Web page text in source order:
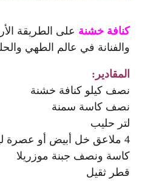
كنافة خشنة على الطريقة
والفنانة في عالم الطهي
المقادير:
نصف كيلو كنافة خشنة
نصف كاسة سمنة
لتر حليب
4 ملاعق خل أبيض أو عصرة ليمون
كاسة ونصف جبنة موزريلا
قطر ثقيل